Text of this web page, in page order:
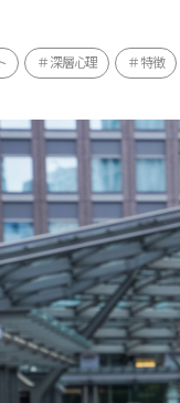
深層心理 特徴